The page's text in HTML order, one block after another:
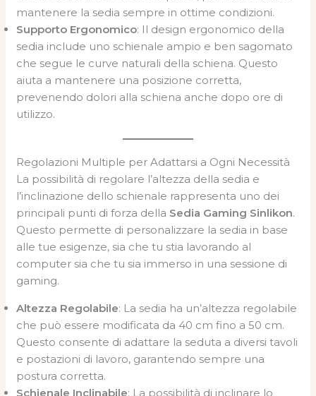
mantenere la sedia sempre in ottime condizioni.
Supporto Ergonomico: Il design ergonomico della
sedia include uno schienale ampio e ben sagomato
che segue le curve naturali della schiena. Questo
aiuta a mantenere una posizione corretta,
prevenendo dolori alla schiena anche dopo ore di
utilizzo.
Regolazioni Multiple per Adattarsi a Ogni Necessità
La possibilità di regolare l’altezza della sedia e
l’inclinazione dello schienale rappresenta uno dei
principali punti di forza della Sedia Gaming Sinlikon.
Questo permette di personalizzare la sedia in base
alle tue esigenze, sia che tu stia lavorando al
computer sia che tu sia immerso in una sessione di
gaming.
Altezza Regolabile: La sedia ha un’altezza regolabile
che può essere modificata da 40 cm fino a 50 cm.
Questo consente di adattare la seduta a diversi tavoli
e postazioni di lavoro, garantendo sempre una
postura corretta.
Schienale Inclinabile: La possibilità di inclinare lo